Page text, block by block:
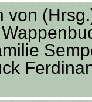
von